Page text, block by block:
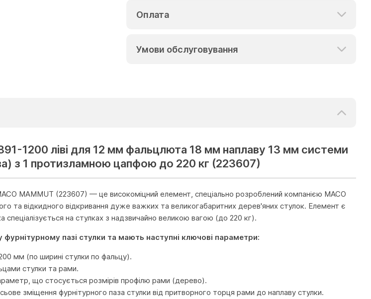
Оплата
Умови обслуговування
1200 ліві для 12 мм фальцлюта 18 мм наплаву 13 мм системи
з 1 протизламною цапфою до 220 кг (223607)
MAMMUT (223607) — це високоміцний елемент, спеціально розроблений компанією MACO
та відкидного відкривання дуже важких та великогабаритних дерев'яних стулок. Елемент є
на стулках з надзвичайно великою вагою (до 220 кг).
пазі стулки та мають наступні ключові параметри:
мм (по ширині стулки по фальцу).
стулки та рами.
що стосується розмірів профілю рами (дерево).
зміщення фурнітурного паза стулки від притворного торця рами до наплаву стулки.